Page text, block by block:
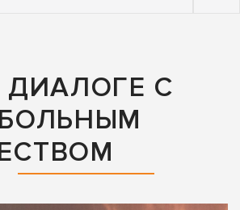
С